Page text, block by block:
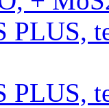
PLUS,
PLUS,